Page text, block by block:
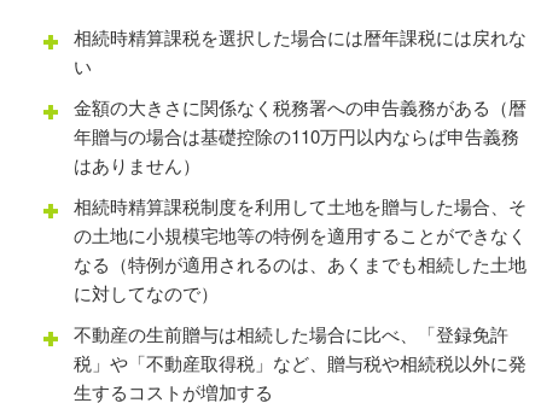
相続時精算課税を選択した場合には暦年課税には戻れな
い
金額の大きさに関係なく税務署への申告義務がある（暦
年贈与の場合は基礎控除の110万円以内ならば申告義務
はありません）
相続時精算課税制度を利用して土地を贈与した場合、そ
の土地に小規模宅地等の特例を適用することができなく
なる（特例が適用されるのは、あくまでも相続した土地
に対してなので）
不動産の生前贈与は相続した場合に比べ、「登録免許
税」や「不動産取得税」など、贈与税や相続税以外に発
生するコストが増加する